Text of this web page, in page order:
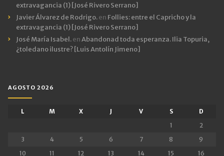
extravagancia (1) [José Rivero Serrano]
Javier Álvarez de Rodrigo.en Follies: entre el Capricho y la
extravagancia (1) [José Rivero Serrano]
José María Isabel.enAbandonad toda esperanza. Ilia Topuria,
¿toledano ilustre? [Luis Antolín Jimeno]
AGOSTO 2026
L M X J V S
D
1
2
3
4 5 6 7 8
9
10
11 12 13 14 15
16